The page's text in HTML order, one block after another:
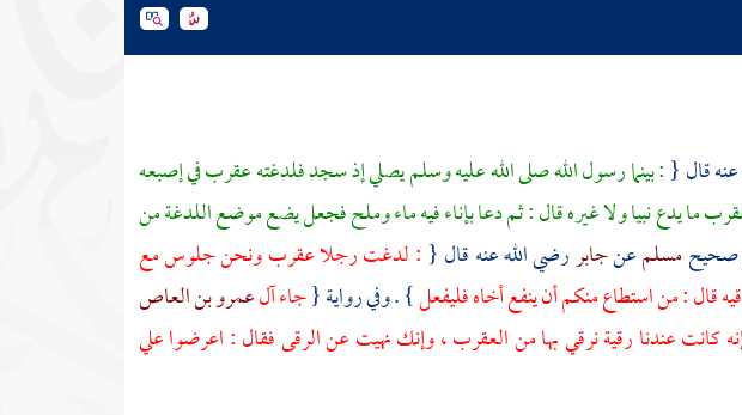
قال {: بينما رسول الله صلى الله عليه وسلم يصلي إذ سجد فلدغته عقرب في إصبعه
ما يدع نبيا ولا غيره قال : ثم دعا بإناء فيه ماء وملح فجعل يضع موضع اللدغة من
صحيحمسلمعنجابررضي الله عنه قال {: لدغت رجلا عقرب ونحن جلوس مع
قال : من استطاع منكم أن ينفع أخاه فليفعل} . وفي رواية {جاء آلعمرو بن العاص
كانت عندنا رقية نرقي بها من العقرب ، وإنك نهيت عن الرقى فقال : اعرضوا علي